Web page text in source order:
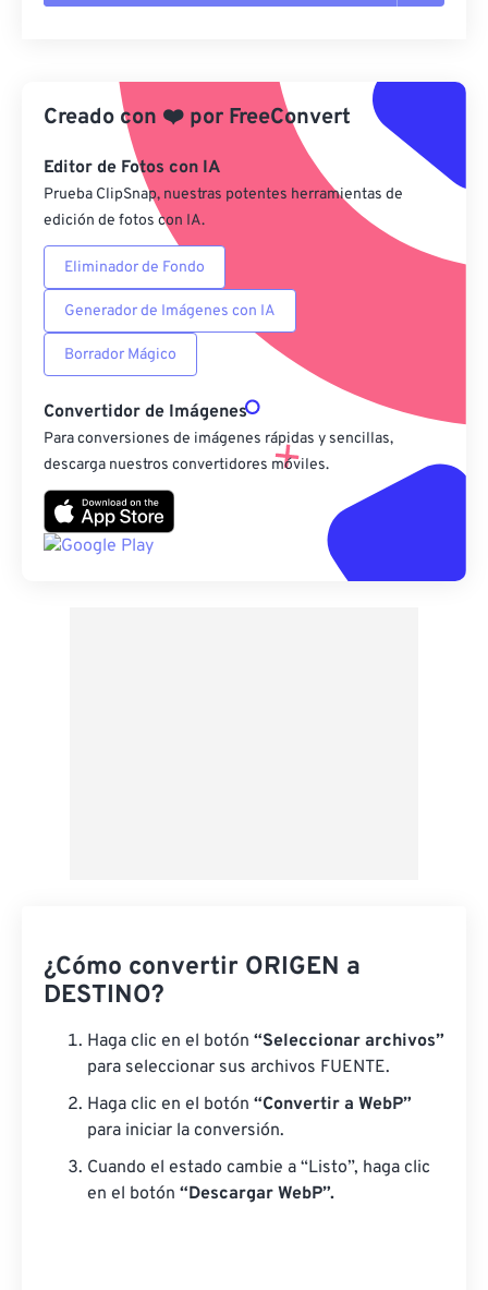
Aplicar desde el ajuste preestablecido
Guardar como preestablecido
Creado con ❤️ por FreeConvert
Editor de Fotos con IA
Prueba ClipSnap, nuestras potentes herramientas de
edición de fotos con IA.
Eliminador de Fondo
Generador de Imágenes con IA
Borrador Mágico
Convertidor de Imágenes
Para conversiones de imágenes rápidas y sencillas,
descarga nuestros convertidores móviles.
¿Cómo convertir ORIGEN a
DESTINO?
Haga clic en el botón “Seleccionar archivos”
para seleccionar sus archivos FUENTE.
Haga clic en el botón “Convertir a WebP”
para iniciar la conversión.
Cuando el estado cambie a “Listo”, haga clic
en el botón “Descargar WebP”.